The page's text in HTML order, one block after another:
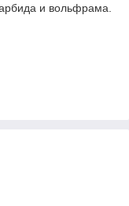
и вольфрама.